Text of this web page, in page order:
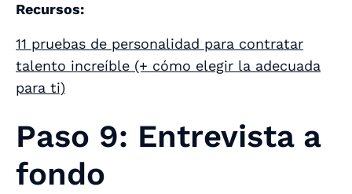
Recursos:
11 pruebas de personalidad para contratar
talento increíble (+ cómo elegir la adecuada
para ti)
Paso 9: Entrevista a
fondo